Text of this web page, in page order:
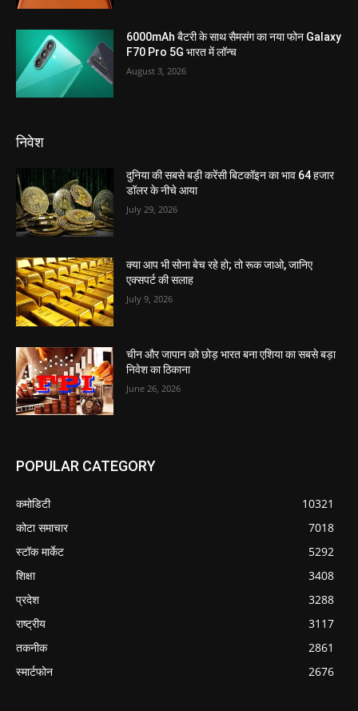
6000mAh बैटरी के साथ सैमसंग का नया फोन Galaxy
F70 Pro 5G भारत में लॉन्च
August 3, 2026
निवेश
दुनिया की सबसे बड़ी करेंसी बिटकॉइन का भाव 64 हजार
डॉलर के नीचे आया
July 29, 2026
क्या आप भी सोना बेच रहे हो; तो रूक जाओ, जानिए
एक्सपर्ट की सलाह
July 9, 2026
चीन और जापान को छोड़ भारत बना एशिया का सबसे बड़ा
निवेश का ठिकाना
June 26, 2026
POPULAR CATEGORY
कमोडिटी
10321
कोटा समाचार
7018
स्टॉक मार्केट
5292
शिक्षा
3408
प्रदेश
3288
राष्ट्रीय
3117
तकनीक
2861
स्मार्टफोन
2676